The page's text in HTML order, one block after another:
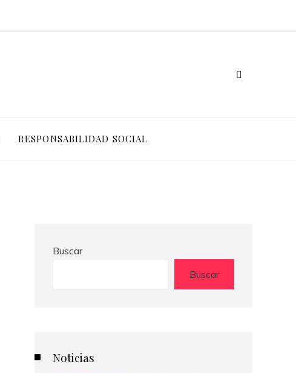
RESPONSABILIDAD SOCIAL
Buscar
Buscar
Noticias